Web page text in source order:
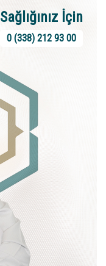
Sağlığınız İçin
0 (338) 212 93 00